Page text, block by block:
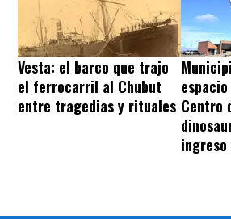
Vesta: el barco que trajo
el ferrocarril al Chubut
entre tragedias y rituales Centro